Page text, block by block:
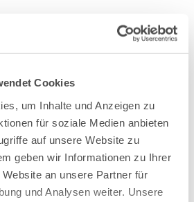
Cookies
um Inhalte und Anzeigen zu
für soziale Medien anbieten
auf unsere Website zu
geben wir Informationen zu Ihrer
an unsere Partner für
und Analysen weiter. Unsere